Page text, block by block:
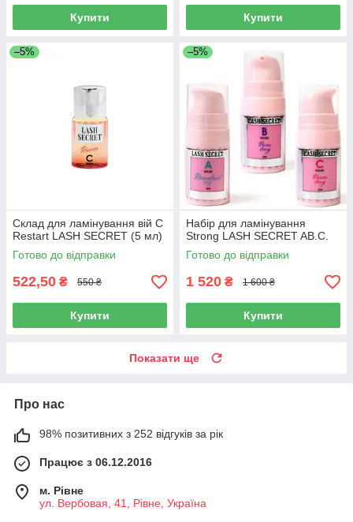
Купити Купити
–5%
Склад для ламінування вій C
Restart LASH SECRET (5 мл)
Готово до відправки
522,50 ₴ 550 ₴
Купити
–5%
Набір для ламінування
Strong LASH SECRET AB.C.
Готово до відправки
1 520 ₴ 1 600 ₴
Купити
Показати ще
Про нас
98% позитивних з 252 відгуків за рік
Працює з 06.12.2016
м. Рівне
ул. Вербовая, 41, Рівне, Україна